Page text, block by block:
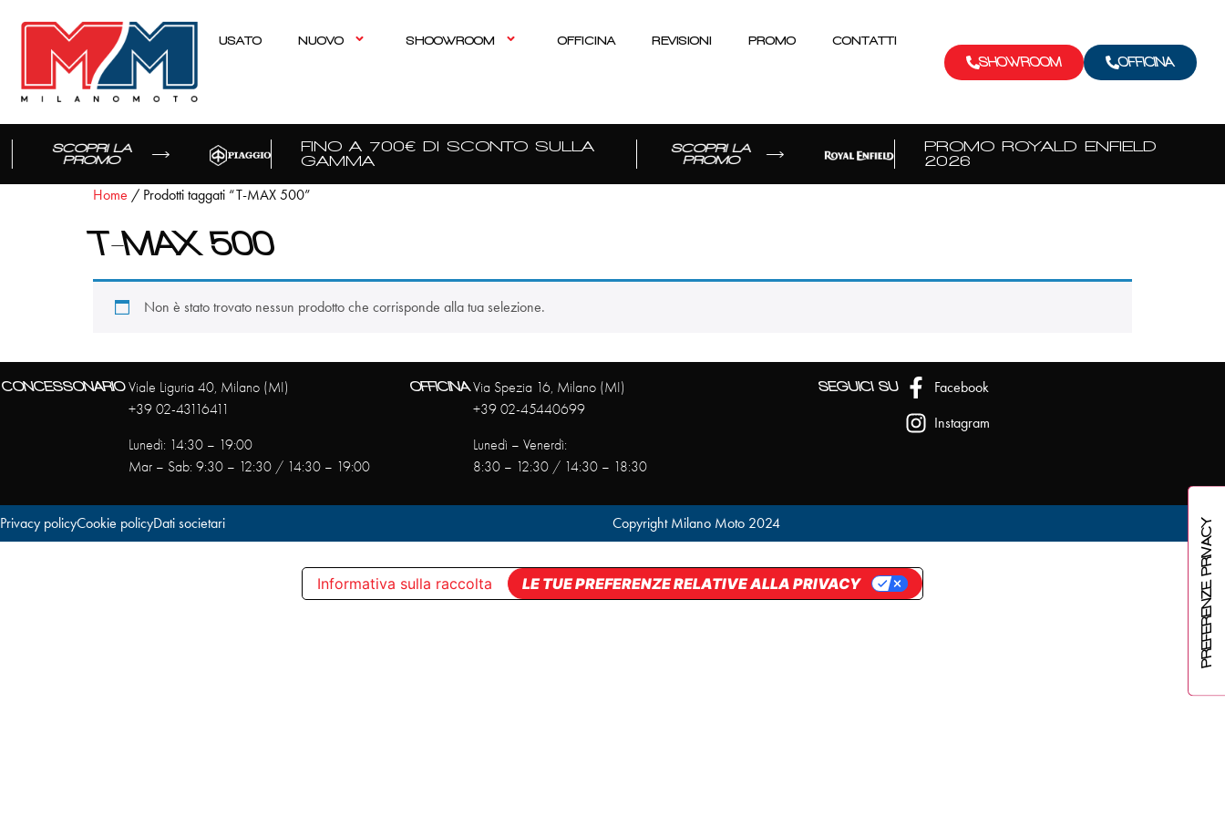
USATO NUOVO SHOOWROOM OFFICINA REVISIONI PROMO CONTATTI
SHOWROOM OFFICINA
SCOPRI LA
PROMO
FINO A 700€ DI SCONTO SULLA
GAMMA
SCOPRI LA
PROMO
PROMO ROYALD ENFIELD
2026
Home / Prodotti taggati “T-MAX 500”
T-MAX 500
Non è stato trovato nessun prodotto che corrisponde alla tua selezione.
CONCESSONARIOViale Liguria 40, Milano (MI)
+39 02-43116411
Lunedì: 14:30 – 19:00
Mar – Sab: 9:30 – 12:30 / 14:30 – 19:00
OFFICINAVia Spezia 16, Milano (MI)
+39 02-45440699
Lunedì – Venerdì:
8:30 – 12:30 / 14:30 – 18:30
SEGUICI SU Facebook
Instagram
Privacy policyCookie policyDati societari Copyright Milano Moto 2024
Informativa sulla raccolta LE TUE PREFERENZE RELATIVE ALLA PRIVACY